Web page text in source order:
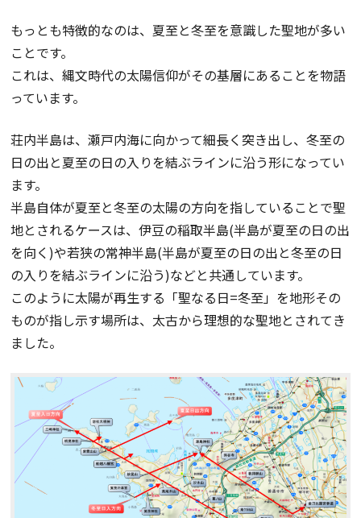
もっとも特徴的なのは、夏至と冬至を意識した聖地が多い
ことです。
これは、縄文時代の太陽信仰がその基層にあることを物語
っています。
荘内半島は、瀬戸内海に向かって細長く突き出し、冬至の
日の出と夏至の日の入りを結ぶラインに沿う形になってい
ます。
半島自体が夏至と冬至の太陽の方向を指していることで聖
地とされるケースは、伊豆の稲取半島(半島が夏至の日の出
を向く)や若狭の常神半島(半島が夏至の日の出と冬至の日
の入りを結ぶラインに沿う)などと共通しています。
このように太陽が再生する「聖なる日=冬至」を地形その
ものが指し示す場所は、太古から理想的な聖地とされてき
ました。